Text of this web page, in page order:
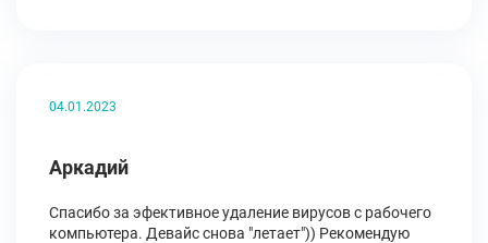
04.01.2023
Аркадий
Спасибо за эфективное удаление вирусов с рабочего
компьютера. Девайс снова "летает")) Рекомендую